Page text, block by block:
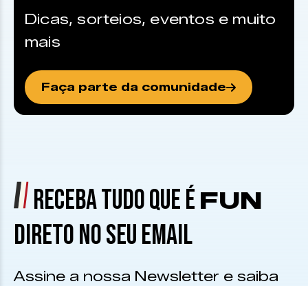
Dicas, sorteios, eventos e muito
mais
Faça parte da comunidade
RECEBA TUDO QUE É FUN
DIRETO NO SEU EMAIL
Assine a nossa Newsletter e saiba